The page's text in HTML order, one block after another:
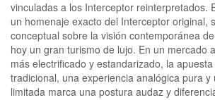
vinculadas a los Interceptor reinterpretados.
un homenaje exacto del Interceptor original,
conceptual sobre la visión contemporánea
hoy un gran turismo de lujo. En un mercado
más electrificado y estandarizado, la
tradicional, una experiencia analógica pura
limitada marca una postura audaz y